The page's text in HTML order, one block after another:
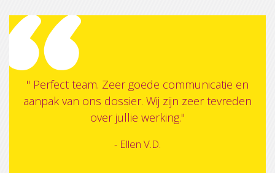
" Perfect team. Zeer goede communicatie en
aanpak van ons dossier. Wij zijn zeer tevreden
over jullie werking."
- Ellen V.D.